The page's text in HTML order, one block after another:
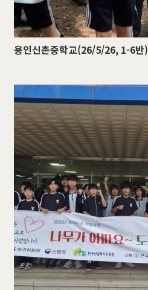
용인신촌중학교(26/5/26, 1-6반)